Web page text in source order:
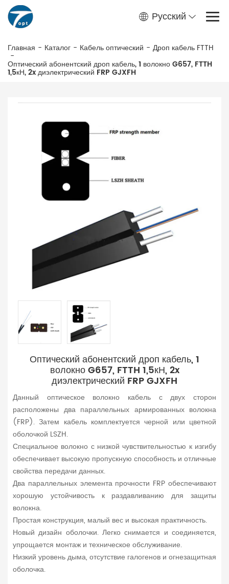
Русский
Главная - Каталог - Кабель оптический - Дроп кабель FTTH
-
Оптический абонентский дроп кабель, 1 волокно G657, FTTH
1,5кН, 2x диэлектрический FRP GJXFH
Оптический абонентский дроп кабель, 1
волокно G657, FTTH 1,5кН, 2x
диэлектрический FRP GJXFH
Данный оптическое волокно кабель с двух сторон
расположены два параллельных армированных волокна
(FRP). Затем кабель комплектуется черной или цветной
оболочкой LSZH.
Специальное волокно с низкой чувствительностью к изгибу
обеспечивает высокую пропускную способность и отличные
свойства передачи данных.
Два параллельных элемента прочности FRP обеспечивают
хорошую устойчивость к раздавливанию для защиты
волокна.
Простая конструкция, малый вес и высокая практичность.
Новый дизайн оболочки. Легко снимается и соединяется,
упрощается монтаж и техническое обслуживание.
Низкий уровень дыма, отсутствие галогенов и огнезащитная
оболочка.